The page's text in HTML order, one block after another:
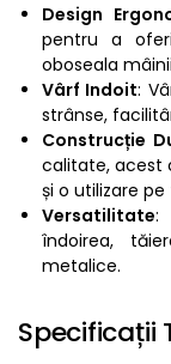
Design
pentru a
oboseala
Vârf Indoit:
strânse,
Construcție
calitate, acest
și o utilizare
Versatilitate:
îndoirea,
metalice.
Specificații